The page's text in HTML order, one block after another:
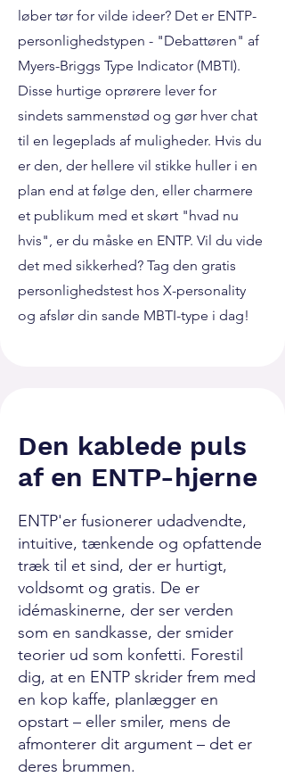
løber tør for vilde ideer? Det er ENTP-
personlighedstypen - "Debattøren" af
Myers-Briggs Type Indicator (MBTI).
Disse hurtige oprørere lever for
sindets sammenstød og gør hver chat
til en legeplads af muligheder. Hvis du
er den, der hellere vil stikke huller i en
plan end at følge den, eller charmere
et publikum med et skørt "hvad nu
hvis", er du måske en ENTP. Vil du vide
det med sikkerhed? Tag den gratis
personlighedstest hos X-personality
og afslør din sande MBTI-type i dag!
Den kablede puls
af en ENTP-hjerne
ENTP'er fusionerer udadvendte,
intuitive, tænkende og opfattende
træk til et sind, der er hurtigt,
voldsomt og gratis. De er
idémaskinerne, der ser verden
som en sandkasse, der smider
teorier ud som konfetti. Forestil
dig, at en ENTP skrider frem med
en kop kaffe, planlægger en
opstart – eller smiler, mens de
afmonterer dit argument – det er
deres brummen.